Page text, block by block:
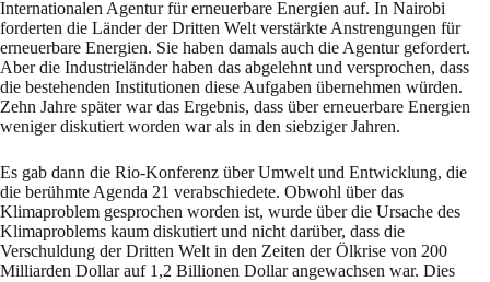
Internationalen Agentur für erneuerbare Energien auf. In Nairobi
forderten die Länder der Dritten Welt verstärkte Anstrengungen für
erneuerbare Energien. Sie haben damals auch die Agentur gefordert.
Aber die Industrieländer haben das abgelehnt und versprochen, dass
die bestehenden Institutionen diese Aufgaben übernehmen würden.
Zehn Jahre später war das Ergebnis, dass über erneuerbare Energien
weniger diskutiert worden war als in den siebziger Jahren.
Es gab dann die Rio-Konferenz über Umwelt und Entwicklung, die
die berühmte Agenda 21 verabschiedete. Obwohl über das
Klimaproblem gesprochen worden ist, wurde über die Ursache des
Klimaproblems kaum diskutiert und nicht darüber, dass die
Verschuldung der Dritten Welt in den Zeiten der Ölkrise von 200
Milliarden Dollar auf 1,2 Billionen Dollar angewachsen war. Dies